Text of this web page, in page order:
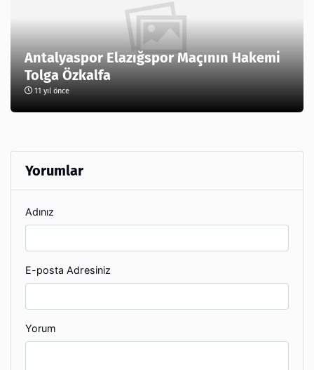
Antalyaspor Elazığspor Maçının Hakemi
Tolga Özkalfa
11 yıl önce
Yorumlar
Adınız
E-posta Adresiniz
Yorum